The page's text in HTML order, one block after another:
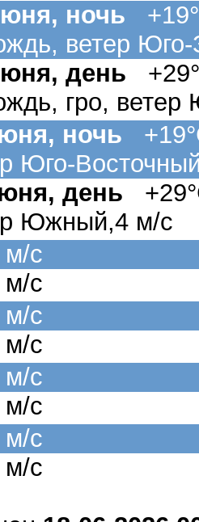
ночь
ветер
день
гро, ветер
ночь
Юго-
день
Южный,4 м/с
м/с
м/с
м/с
м/с
м/с
м/с
м/с
м/с